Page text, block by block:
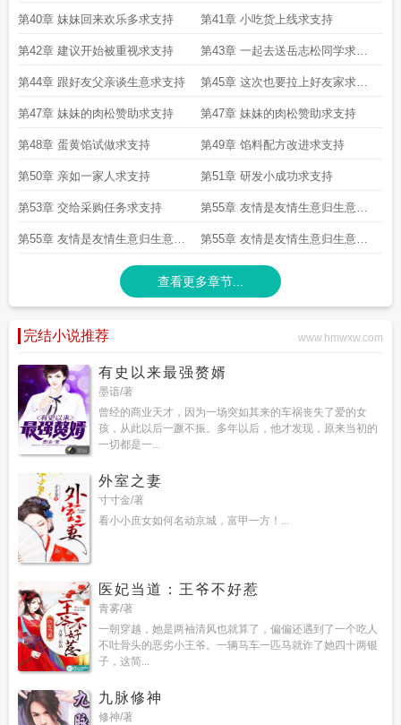
持
第40章 妹妹回来欢乐多求支持 第41章 小吃货上线求支持
第42章 建议开始被重视求支持 第43章 一起去送岳志松同学求支
持
第44章 跟好友父亲谈生意求支持 第45章 这次也要拉上好友家求支
持
第47章 妹妹的肉松赞助求支持 第47章 妹妹的肉松赞助求支持
第48章 蛋黄馅试做求支持 第49章 馅料配方改进求支持
第50章 亲如一家人求支持 第51章 研发小成功求支持
第53章 交给采购任务求支持 第55章 友情是友情生意归生意求
支持
第55章 友情是友情生意归生意求 第55章 友情是友情生意归生意求
支持
查看更多章节...
完结小说推荐 www.hmwxw.com
有史以来最强赘婿
墨谙/著
曾经的商业天才，因为一场突如其来的车祸丧失了爱的女
孩，从此以后一蹶不振。多年以后，他才发现，原来当初的
一切都是一...
外室之妻
寸寸金/著
看小小庶女如何名动京城，富甲一方！...
医妃当道：王爷不好惹
青雾/著
一朝穿越，她是两袖清风也就算了，偏偏还遇到了一个吃人
不吐骨头的恶劣小王爷。一辆马车一匹马就诈了她四十两银
子，这简...
九脉修神
修神/著